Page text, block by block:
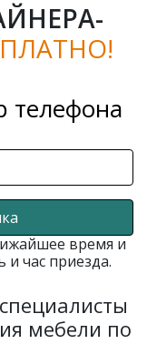
телефона
время и
и час приезда.
мебели по